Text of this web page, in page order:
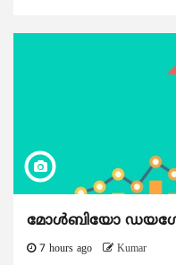
മോൾബിയോ
7 hours ago Kumar